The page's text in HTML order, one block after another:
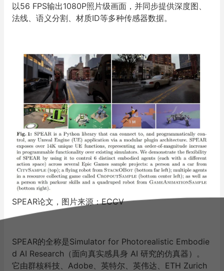
以56 FPS输出1080P照片级画面，并同步提供深度图、
法线、语义分割、材质ID等多种传感器数据。
SPEAR论文，图片来源：ECCV
SPEAR的全称是Simulator for Photorealistic Embodie
d AI Research（面向真实感具身 AI 研究的仿真器）。
它由群核科技、Adobe、英特尔、英伟达、ETH Zurich